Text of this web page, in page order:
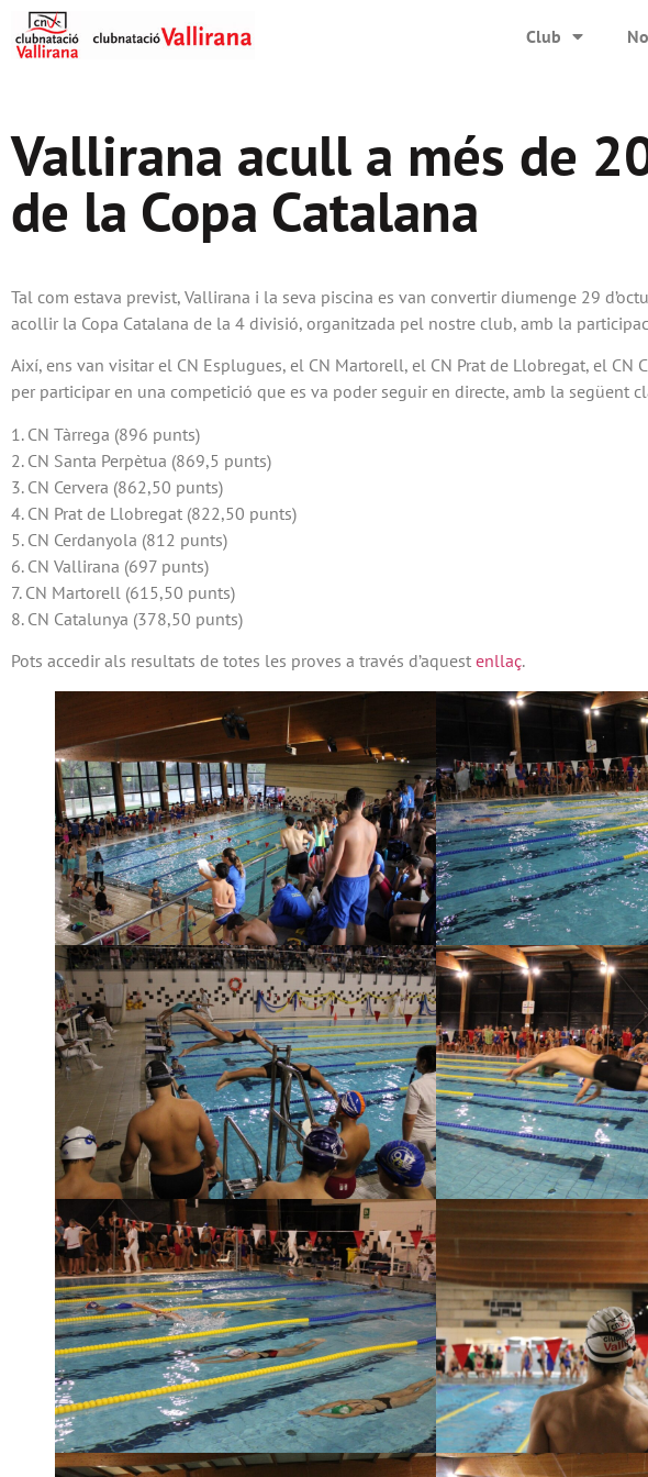
Club
Vallirana acull a més de
de la Copa Catalana
Tal com estava previst, Vallirana i la seva piscina es van convertir diumenge 29
acollir la Copa Catalana de la 4 divisió, organitzada pel nostre club, amb la
Així, ens van visitar el CN Esplugues, el CN Martorell, el CN Prat de Llobregat, el CN
per participar en una competició que es va poder seguir en directe, amb la següent
1. CN Tàrrega (896 punts)
2. CN Santa Perpètua (869,5 punts)
3. CN Cervera (862,50 punts)
4. CN Prat de Llobregat (822,50 punts)
5. CN Cerdanyola (812 punts)
6. CN Vallirana (697 punts)
7. CN Martorell (615,50 punts)
8. CN Catalunya (378,50 punts)
Pots accedir als resultats de totes les proves a través d’aquest enllaç.